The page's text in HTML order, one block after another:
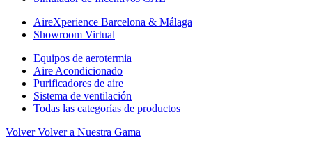
AireXperience Barcelona & Málaga
Showroom Virtual
Equipos de aerotermia
Aire Acondicionado
Purificadores de aire
Sistema de ventilación
Todas las categorías de productos
Volver Volver a Nuestra Gama